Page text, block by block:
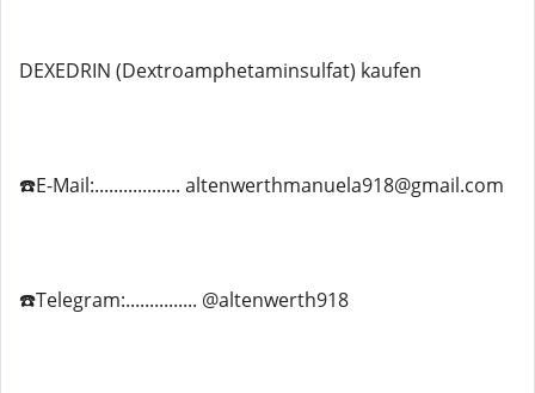
DEXEDRIN (Dextroamphetaminsulfat) kaufen
☎️E-Mail:.................. altenwerthmanuela918@gmail.com
☎️Telegram:............... @altenwerth918